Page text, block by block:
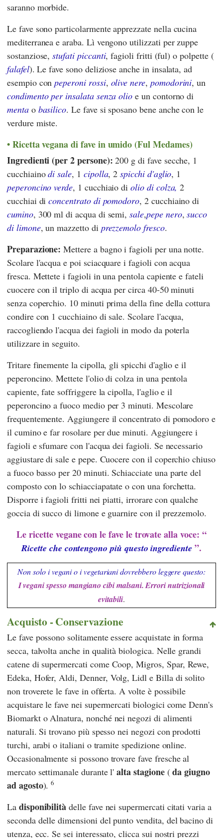
saranno morbide.
Le fave sono particolarmente apprezzate nella cucina
mediterranea e araba. Lì vengono utilizzati per zuppe
sostanziose,stufati piccanti, fagioli fritti (ful) o polpette (
falafel). Le fave sono deliziose anche in insalata, ad
esempio conpeperoni rossi, olive nere, pomodorini, un
condimento per insalata senza olio e un contorno di
mentao basilico. Le fave si sposano bene anche con le
verdure miste.
Ricetta vegana di fave in umido (Ful Medames)
Ingredienti (per 2 persone): 200 g di fave secche, 1
cucchiainodi sale, 1 cipolla, 2spicchi d'aglio, 1
peperoncino verde, 1 cucchiaio diolio di colza, 2
cucchiai diconcentrato di pomodoro, 2 cucchiaino di
cumino, 300 ml di acqua di semi,sale,pepe nero,succo
di limone, un mazzetto di prezzemolo fresco.
Preparazione: Mettere a bagno i fagioli per una notte.
Scolare l'acqua e poi sciacquare i fagioli con acqua
fresca. Mettete i fagioli in una pentola capiente e fateli
cuocere con il triplo di acqua per circa 40-50 minuti
senza coperchio. 10 minuti prima della fine della cottura
condire con 1 cucchiaino di sale. Scolare l'acqua,
raccogliendo l'acqua dei fagioli in modo da poterla
utilizzare in seguito.
Tritare finemente la cipolla, gli spicchi d'aglio e il
peperoncino. Mettete l'olio di colza in una pentola
capiente, fate soffriggere la cipolla, l'aglio e il
peperoncino a fuoco medio per 3 minuti. Mescolare
frequentemente. Aggiungere il concentrato di pomodoro e
il cumino e far rosolare per due minuti. Aggiungere i
fagioli e sfumare con l'acqua dei fagioli. Se necessario
aggiustare di sale e pepe. Cuocere con il coperchio chiuso
a fuoco basso per 20 minuti. Schiacciate una parte del
composto con lo schiacciapatate o con una forchetta.
Disporre i fagioli fritti nei piatti, irrorare con qualche
goccia di succo di limone e guarnire con il prezzemolo.
Le ricette vegane con le fave le trovate alla voce: “
Ricette che contengono più questo ingrediente ”.
Non solo i vegani o i vegetariani dovrebbero leggere questo:
I vegani spesso mangiano cibi malsani. Errori nutrizionali
evitabili.
Acquisto - Conservazione
Le fave possono solitamente essere acquistate in forma
secca, talvolta anche in qualità biologica. Nelle grandi
catene di supermercati come Coop,Migros, Spar, Rewe,
Edeka, Hofer,Aldi, Denner, Volg,Lidl e Billadi solito
non troverete le fave in offerta. A volte è possibile
acquistare le fave nei supermercati biologici comeDenn's
BiomarktoAlnatura, nonché nei negozi di alimenti
naturali. Si trovano più spesso nei negozi con prodotti
turchi, arabi o italiani o tramite spedizione online.
Occasionalmente si possono trovare fave fresche al
mercato settimanale durante l'alta stagione(da giugno
ad agosto).6
La disponibilità delle fave nei supermercati citati varia a
seconda delle dimensioni del punto vendita, del bacino di
utenza, ecc. Se sei interessato, clicca sui nostri prezzi